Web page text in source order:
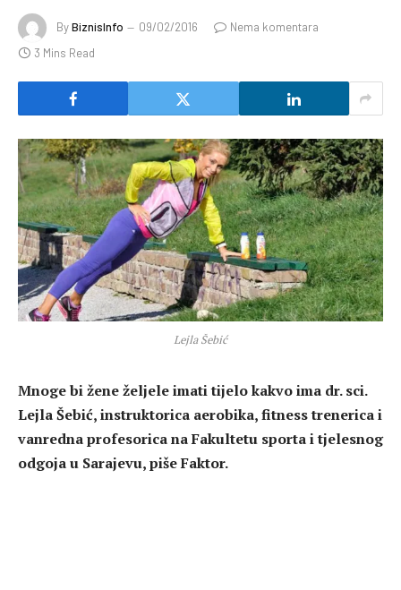
ByBiznisInfo 09/02/2016
Nema komentara
3 Mins Read
Lejla Šebić
Mnoge bi žene željele imati tijelo kakvo ima dr. sci.
Lejla Šebić, instruktorica aerobika, fitness trenerica i
vanredna profesorica na Fakultetu sporta i tjelesnog
odgoja u Sarajevu, piše Faktor.